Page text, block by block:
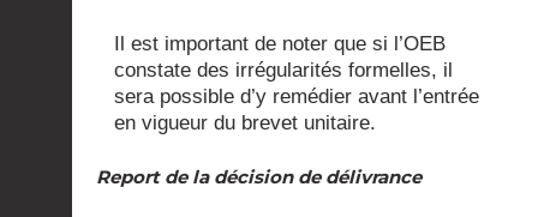
Il est important de noter que si l’OEB
constate des irrégularités formelles, il
sera possible d’y remédier avant l’entrée
en vigueur du brevet unitaire.
Report de la décision de délivrance